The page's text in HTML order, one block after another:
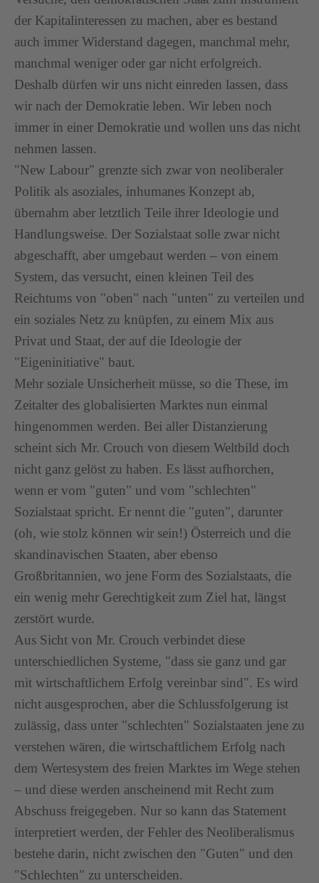
der Kapitalinteressen zu machen, aber es bestand
auch immer Widerstand dagegen, manchmal mehr,
manchmal weniger oder gar nicht erfolgreich.
Deshalb dürfen wir uns nicht einreden lassen, dass
wir nach der Demokratie leben. Wir leben noch
immer in einer Demokratie und wollen uns das nicht
nehmen lassen.
"New Labour" grenzte sich zwar von neoliberaler
Politik als asoziales, inhumanes Konzept ab,
übernahm aber letztlich Teile ihrer Ideologie und
Handlungsweise. Der Sozialstaat solle zwar nicht
abgeschafft, aber umgebaut werden – von einem
System, das versucht, einen kleinen Teil des
Reichtums von "oben" nach "unten" zu verteilen und
ein soziales Netz zu knüpfen, zu einem Mix aus
Privat und Staat, der auf die Ideologie der
"Eigeninitiative" baut.
Mehr soziale Unsicherheit müsse, so die These, im
Zeitalter des globalisierten Marktes nun einmal
hingenommen werden. Bei aller Distanzierung
scheint sich Mr. Crouch von diesem Weltbild doch
nicht ganz gelöst zu haben. Es lässt aufhorchen,
wenn er vom "guten" und vom "schlechten"
Sozialstaat spricht. Er nennt die "guten", darunter
(oh, wie stolz können wir sein!) Österreich und die
skandinavischen Staaten, aber ebenso
Großbritannien, wo jene Form des Sozialstaats, die
ein wenig mehr Gerechtigkeit zum Ziel hat, längst
zerstört wurde.
Aus Sicht von Mr. Crouch verbindet diese
unterschiedlichen Systeme, "dass sie ganz und gar
mit wirtschaftlichem Erfolg vereinbar sind". Es wird
nicht ausgesprochen, aber die Schlussfolgerung ist
zulässig, dass unter "schlechten" Sozialstaaten jene zu
verstehen wären, die wirtschaftlichem Erfolg nach
dem Wertesystem des freien Marktes im Wege stehen
– und diese werden anscheinend mit Recht zum
Abschuss freigegeben. Nur so kann das Statement
interpretiert werden, der Fehler des Neoliberalismus
bestehe darin, nicht zwischen den "Guten" und den
"Schlechten" zu unterscheiden.